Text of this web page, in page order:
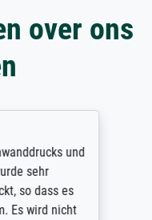
over ons
und
sehr
so dass es
Es wird nicht